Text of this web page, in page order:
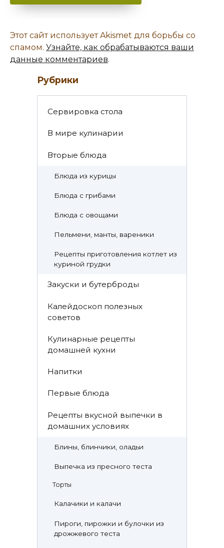
Этот сайт использует Akismet для борьбы со
спамом. Узнайте, как обрабатываются ваши
данные комментариев.
Рубрики
Cервировка стола
В мире кулинарии
Вторые блюда
Блюда из курицы
Блюда с грибами
Блюда с овощами
Пельмени, манты, вареники
Рецепты приготовления котлет из
куриной грудки
Закуски и бутерброды
Калейдоскоп полезных
советов
Кулинарные рецепты
домашней кухни
Напитки
Первые блюда
Рецепты вкусной выпечки в
домашних условиях
Блины, блинчики, оладьи
Выпечка из пресного теста
Торты
Калачики и калачи
Пироги, пирожки и булочки из
дрожжевого теста